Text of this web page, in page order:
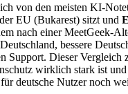
von den meisten KI-
EU (Bukarest) sitzt und
nach einer MeetGeek-
bessere
Support. Dieser Vergleich
wirklich stark ist
deutsche Nutzer noch